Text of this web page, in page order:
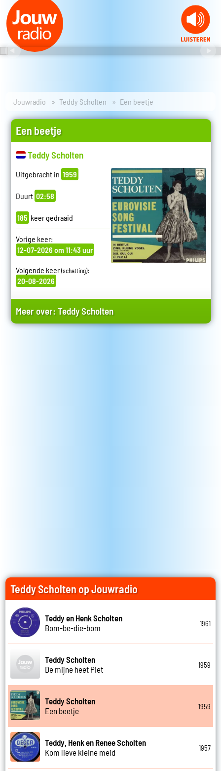
Jouwradio Teddy Scholten Een beetje
Een beetje
Teddy Scholten
Uitgebracht in 1959
Duurt 02:58
185 keer gedraaid
Vorige keer:
12-07-2026 om 11:43 uur
Volgende keer(schatting):
20-08-2026
Meer over:Teddy Scholten
Teddy Scholten op Jouwradio
Teddy en Henk Scholten
Bom-be-die-bom
1961
Teddy Scholten
De mijne heet Piet
1959
Teddy Scholten
Een beetje
1959
Teddy, Henk en Renee Scholten
Kom lieve kleine meid
1957